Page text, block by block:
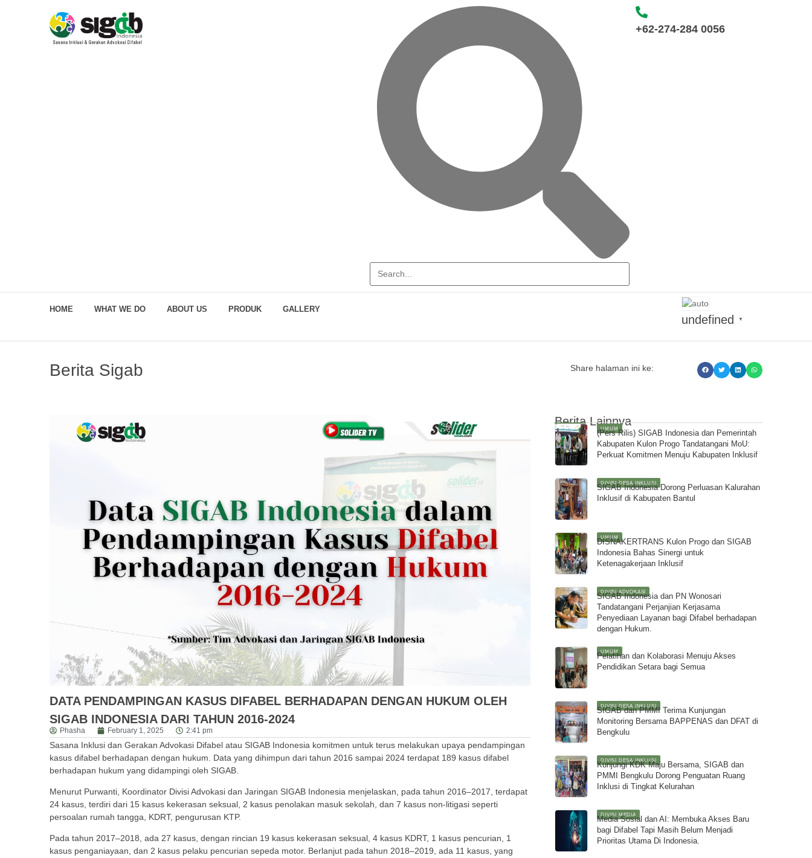
+62-274-284 0056
HOME WHAT WE DO ABOUT US PRODUK GALLERY
undefined ▼
Berita Sigab Share halaman ini ke:
DATA PENDAMPINGAN KASUS DIFABEL BERHADAPAN DENGAN HUKUM OLEH
SIGAB INDONESIA DARI TAHUN 2016-2024
Phasha February 1, 2025 2:41 pm
Sasana Inklusi dan Gerakan Advokasi Difabel atau SIGAB Indonesia komitmen untuk terus melakukan upaya pendampingan
kasus difabel berhadapan dengan hukum. Data yang dihimpun dari tahun 2016 sampai 2024 terdapat 189 kasus difabel
berhadapan hukum yang didampingi oleh SIGAB.
Menurut Purwanti, Koordinator Divisi Advokasi dan Jaringan SIGAB Indonesia menjelaskan, pada tahun 2016–2017, terdapat
24 kasus, terdiri dari 15 kasus kekerasan seksual, 2 kasus penolakan masuk sekolah, dan 7 kasus non-litigasi seperti
persoalan rumah tangga, KDRT, pengurusan KTP.
Pada tahun 2017–2018, ada 27 kasus, dengan rincian 19 kasus kekerasan seksual, 4 kasus KDRT, 1 kasus pencurian, 1
kasus penganiayaan, dan 2 kasus pelaku pencurian sepeda motor. Berlanjut pada tahun 2018–2019, ada 11 kasus, yang
Berita Lainnya
UMUM
(Pers Rilis) SIGAB Indonesia dan Pemerintah
Kabupaten Kulon Progo Tandatangani MoU:
Perkuat Komitmen Menuju Kabupaten Inklusif
DIVISI DESA INKLUSI
SIGAB Indonesia Dorong Perluasan Kalurahan
Inklusif di Kabupaten Bantul
UMUM
DISNAKERTRANS Kulon Progo dan SIGAB
Indonesia Bahas Sinergi untuk
Ketenagakerjaan Inklusif
DIVISI ADVOKASI
SIGAB Indonesia dan PN Wonosari
Tandatangani Perjanjian Kerjasama
Penyediaan Layanan bagi Difabel berhadapan
dengan Hukum.
UMUM
Pelatihan dan Kolaborasi Menuju Akses
Pendidikan Setara bagi Semua
DIVISI DESA INKLUSI
SIGAB dan PMMI Terima Kunjungan
Monitoring Bersama BAPPENAS dan DFAT di
Bengkulu
DIVISI DESA INKLUSI
Kunjungi KDK Maju Bersama, SIGAB dan
PMMI Bengkulu Dorong Penguatan Ruang
Inklusi di Tingkat Kelurahan
DIVISI MEDIA
Media Sosial dan AI: Membuka Akses Baru
bagi Difabel Tapi Masih Belum Menjadi
Prioritas Utama Di Indonesia.